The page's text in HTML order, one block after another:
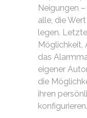
Neigungen
alle, die
legen.
Möglichkeit,
das
eigener
die
ihren
konfigurieren.